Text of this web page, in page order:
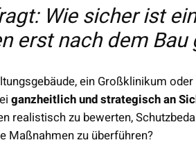
Wie sicher ist
erst nach dem
ein Großklinikum
ganzheitlich und strategisch an
realistisch zu bewerten,
Maßnahmen zu überführen?